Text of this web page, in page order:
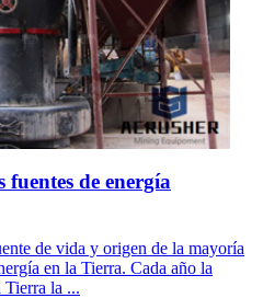
fuentes de energía
de vida y origen de la mayoría
en la Tierra. Cada año la
Tierra la ...